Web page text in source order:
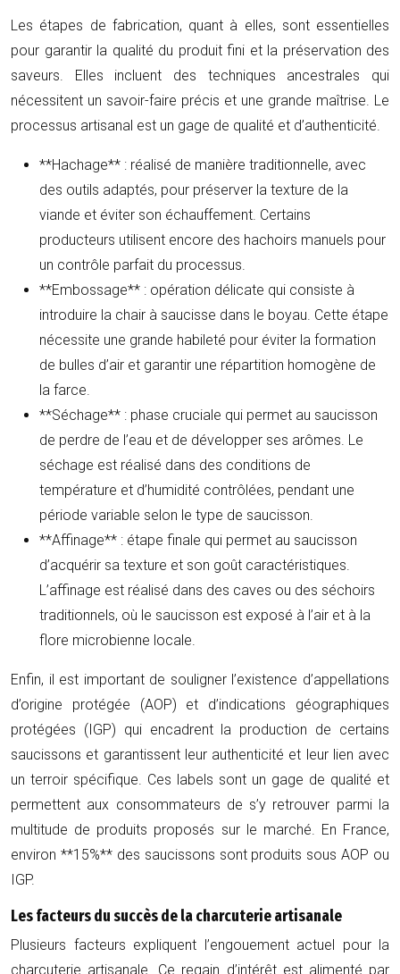
Les étapes de fabrication, quant à elles, sont essentielles
pour garantir la qualité du produit fini et la préservation des
saveurs. Elles incluent des techniques ancestrales qui
nécessitent un savoir-faire précis et une grande maîtrise. Le
processus artisanal est un gage de qualité et d’authenticité.
**Hachage** : réalisé de manière traditionnelle, avec
des outils adaptés, pour préserver la texture de la
viande et éviter son échauffement. Certains
producteurs utilisent encore des hachoirs manuels pour
un contrôle parfait du processus.
**Embossage** : opération délicate qui consiste à
introduire la chair à saucisse dans le boyau. Cette étape
nécessite une grande habileté pour éviter la formation
de bulles d’air et garantir une répartition homogène de
la farce.
**Séchage** : phase cruciale qui permet au saucisson
de perdre de l’eau et de développer ses arômes. Le
séchage est réalisé dans des conditions de
température et d’humidité contrôlées, pendant une
période variable selon le type de saucisson.
**Affinage** : étape finale qui permet au saucisson
d’acquérir sa texture et son goût caractéristiques.
L’affinage est réalisé dans des caves ou des séchoirs
traditionnels, où le saucisson est exposé à l’air et à la
flore microbienne locale.
Enfin, il est important de souligner l’existence d’appellations
d’origine protégée (AOP) et d’indications géographiques
protégées (IGP) qui encadrent la production de certains
saucissons et garantissent leur authenticité et leur lien avec
un terroir spécifique. Ces labels sont un gage de qualité et
permettent aux consommateurs de s’y retrouver parmi la
multitude de produits proposés sur le marché. En France,
environ **15%** des saucissons sont produits sous AOP ou
IGP.
Les facteurs du succès de la charcuterie artisanale
Plusieurs facteurs expliquent l’engouement actuel pour la
charcuterie artisanale. Ce regain d’intérêt est alimenté par